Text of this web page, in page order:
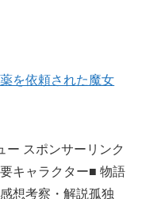
を依頼された魔女
ー スポンサーリンク
キャラクター■ 物語
想考察・解説孤独